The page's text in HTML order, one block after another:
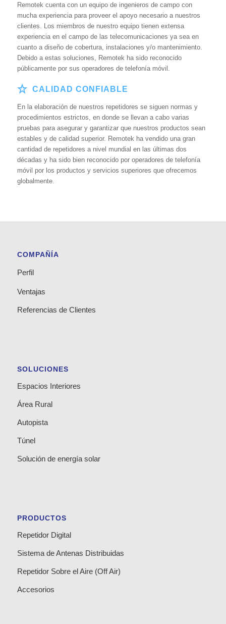
Remotek cuenta con un equipo de ingenieros de campo con
mucha experiencia para proveer el apoyo necesario a nuestros
clientes. Los miembros de nuestro equipo tienen extensa
experiencia en el campo de las telecomunicaciones ya sea en
cuanto a diseño de cobertura, instalaciones y/o mantenimiento.
Debido a estas soluciones, Remotek ha sido reconocido
públicamente por sus operadores de telefonía móvil.
CALIDAD CONFIABLE
En la elaboración de nuestros repetidores se siguen normas y
procedimientos estrictos, en donde se llevan a cabo varias
pruebas para asegurar y garantizar que nuestros productos sean
estables y de calidad superior. Remotek ha vendido una gran
cantidad de repetidores a nivel mundial en las últimas dos
décadas y ha sido bien reconocido por operadores de telefonía
móvil por los productos y servicios superiores que ofrecemos
globalmente.
COMPAÑÍA
Perfil
Ventajas
Referencias de Clientes
SOLUCIONES
Espacios Interiores
Área Rural
Autopista
Túnel
Solución de energía solar
PRODUCTOS
Repetidor Digital
Sistema de Antenas Distribuidas
Repetidor Sobre el Aire (Off Air)
Accesorios